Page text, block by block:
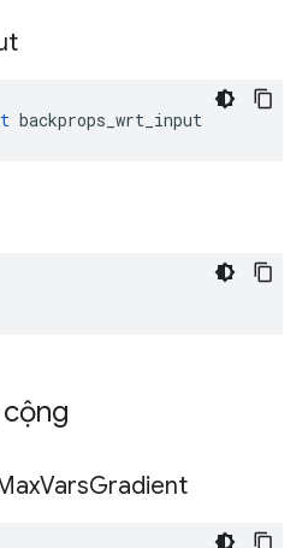
backprops_wrt_input
VarsGradient